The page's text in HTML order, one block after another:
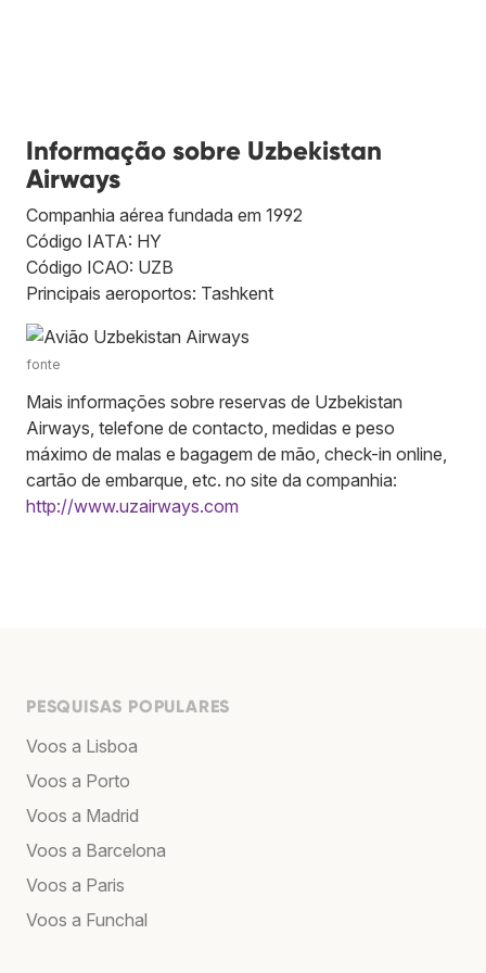
Informação sobre Uzbekistan
Airways
Companhia aérea fundada em 1992
Código IATA: HY
Código ICAO: UZB
Principais aeroportos: Tashkent
fonte
Mais informações sobre reservas de Uzbekistan
Airways, telefone de contacto, medidas e peso
máximo de malas e bagagem de mão, check-in online,
cartão de embarque, etc. no site da companhia:
http://www.uzairways.com
PESQUISAS POPULARES
Voos a Lisboa
Voos a Porto
Voos a Madrid
Voos a Barcelona
Voos a Paris
Voos a Funchal